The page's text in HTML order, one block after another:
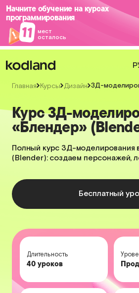
Начните обучение на курсах
программирования
11
мест
осталось
Главная Курсы Дизайн 3Д-
Курс 3Д-
«Блендер»
Полный курс 3Д-моделирования
(Blender): создаем персонажей,
Бесплатный
Длительность
40 уроков